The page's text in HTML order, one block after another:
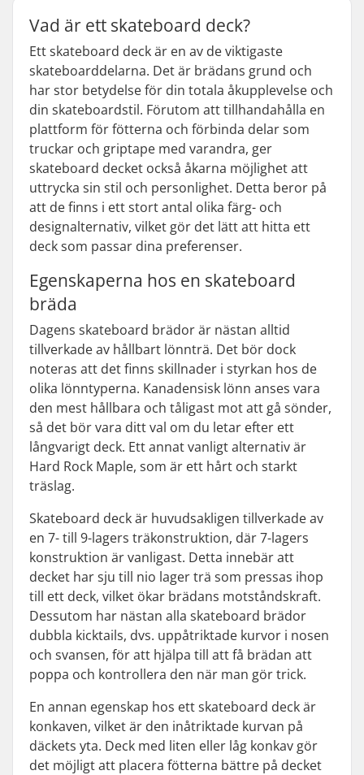
Vad är ett skateboard deck?
Ett skateboard deck är en av de viktigaste
skateboarddelarna. Det är brädans grund och
har stor betydelse för din totala åkupplevelse och
din skateboardstil. Förutom att tillhandahålla en
plattform för fötterna och förbinda delar som
truckar och griptape med varandra, ger
skateboard decket också åkarna möjlighet att
uttrycka sin stil och personlighet. Detta beror på
att de finns i ett stort antal olika färg- och
designalternativ, vilket gör det lätt att hitta ett
deck som passar dina preferenser.
Egenskaperna hos en skateboard
bräda
Dagens skateboard brädor är nästan alltid
tillverkade av hållbart lönnträ. Det bör dock
noteras att det finns skillnader i styrkan hos de
olika lönntyperna. Kanadensisk lönn anses vara
den mest hållbara och tåligast mot att gå sönder,
så det bör vara ditt val om du letar efter ett
långvarigt deck. Ett annat vanligt alternativ är
Hard Rock Maple, som är ett hårt och starkt
träslag.
Skateboard deck är huvudsakligen tillverkade av
en 7- till 9-lagers träkonstruktion, där 7-lagers
konstruktion är vanligast. Detta innebär att
decket har sju till nio lager trä som pressas ihop
till ett deck, vilket ökar brädans motståndskraft.
Dessutom har nästan alla skateboard brädor
dubbla kicktails, dvs. uppåtriktade kurvor i nosen
och svansen, för att hjälpa till att få brädan att
poppa och kontrollera den när man gör trick.
En annan egenskap hos ett skateboard deck är
konkaven, vilket är den inåtriktade kurvan på
däckets yta. Deck med liten eller låg konkav gör
det möjligt att placera fötterna bättre på decket